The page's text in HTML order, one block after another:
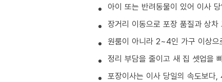
아이 또는 반려동물이 있어 이사
장거리 이동으로 포장 품질과 상
원룸이 아니라 2~4인 가구 이상으
정리 부담을 줄이고 새 집 셋업을
포장이사는 이사 당일의 속도보다,